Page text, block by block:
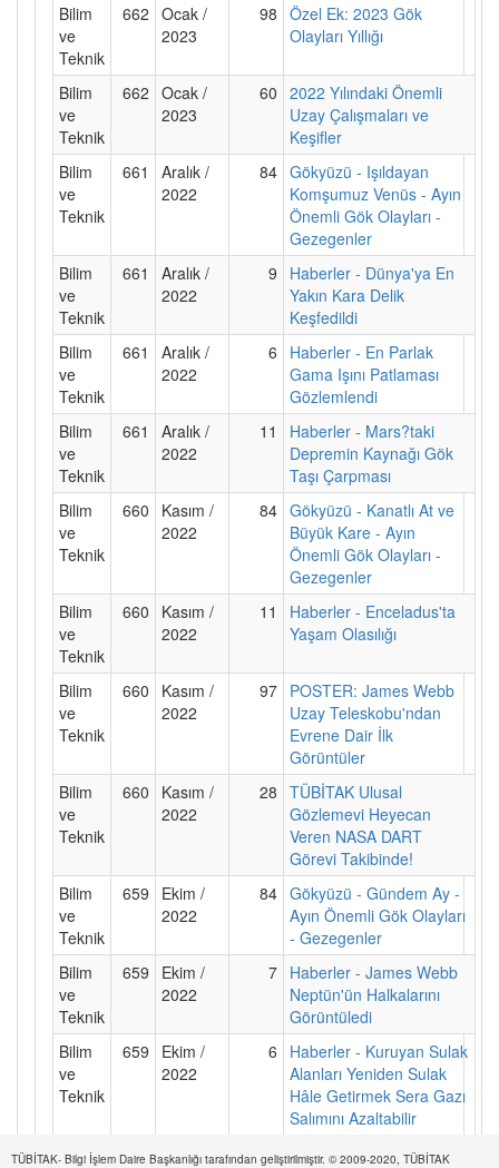
Bilim
ve
Teknik
662 Ocak /
2023
98 Özel Ek: 2023 Gök
Olayları Yıllığı
Bilim
ve
Teknik
662 Ocak /
2023
60 2022 Yılındaki Önemli
Uzay Çalışmaları ve
Keşifler
Bilim
ve
Teknik
661
Aralık /
2022
84 Gökyüzü - Işıldayan
Komşumuz Venüs - Ayın
Önemli Gök Olayları -
Gezegenler
Bilim
ve
Teknik
661
Aralık /
2022
9
Haberler - Dünya'ya En
Yakın Kara Delik
Keşfedildi
Bilim
ve
Teknik
661
Aralık /
2022
6
Haberler - En Parlak
Gama Işını Patlaması
Gözlemlendi
Bilim
ve
Teknik
661
Aralık /
2022
11
Haberler - Mars?taki
Depremin Kaynağı Gök
Taşı Çarpması
Bilim
ve
Teknik
660
Kasım /
2022
84 Gökyüzü - Kanatlı At ve
Büyük Kare - Ayın
Önemli Gök Olayları -
Gezegenler
Bilim
ve
Teknik
660
Kasım /
2022
11
Haberler - Enceladus'ta
Yaşam Olasılığı
Bilim
ve
Teknik
660
Kasım /
2022
97 POSTER: James Webb
Uzay Teleskobu'ndan
Evrene Dair İlk
Görüntüler
Bilim
ve
Teknik
660
Kasım /
2022
28 TÜBİTAK Ulusal
Gözlemevi Heyecan
Veren NASA DART
Görevi Takibinde!
Bilim
ve
Teknik
659
Ekim /
2022
84 Gökyüzü - Gündem Ay -
Ayın Önemli Gök Olayları
- Gezegenler
Bilim
ve
Teknik
659
Ekim /
2022
7 Haberler - James Webb
Neptün'ün Halkalarını
Görüntüledi
Bilim
ve
Teknik
659
Ekim /
2022
6
Haberler - Kuruyan Sulak
Alanları Yeniden Sulak
Hâle Getirmek Sera Gazı
Salımını Azaltabilir
Bilim
659
Ekim /
8 Haberler - Mars'ta Bir
TÜBİTAK- Bilgi İşlem Daire Başkanlığı tarafından geliştirilmiştir. © 2009-2020, TÜBİTAK